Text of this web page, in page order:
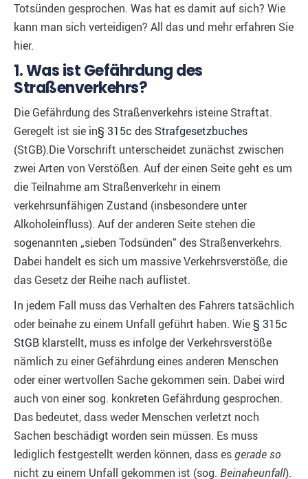
Totsünden gesprochen. Was hat es damit auf sich? Wie
kann man sich verteidigen? All das und mehr erfahren Sie
hier.
1. Was ist Gefährdung des
Straßenverkehrs?
Die Gefährdung des Straßenverkehrs isteine Straftat.
Geregelt ist sie in§ 315c des Strafgesetzbuches
(StGB).Die Vorschrift unterscheidet zunächst zwischen
zwei Arten von Verstößen. Auf der einen Seite geht es um
die Teilnahme am Straßenverkehr in einem
verkehrsunfähigen Zustand (insbesondere unter
Alkoholeinfluss). Auf der anderen Seite stehen die
sogenannten „sieben Todsünden“ des Straßenverkehrs.
Dabei handelt es sich um massive Verkehrsverstöße, die
das Gesetz der Reihe nach auflistet.
In jedem Fall muss das Verhalten des Fahrers tatsächlich
oder beinahe zu einem Unfall geführt haben. Wie§ 315c
StGB klarstellt, muss es infolge der Verkehrsverstöße
nämlich zu einer Gefährdung eines anderen Menschen
oder einer wertvollen Sache gekommen sein. Dabei wird
auch von einer sog. konkreten Gefährdung gesprochen.
Das bedeutet, dass weder Menschen verletzt noch
Sachen beschädigt worden sein müssen. Es muss
lediglich festgestellt werden können, dass esgerade so
nicht zu einem Unfall gekommen ist (sog. Beinaheunfall).